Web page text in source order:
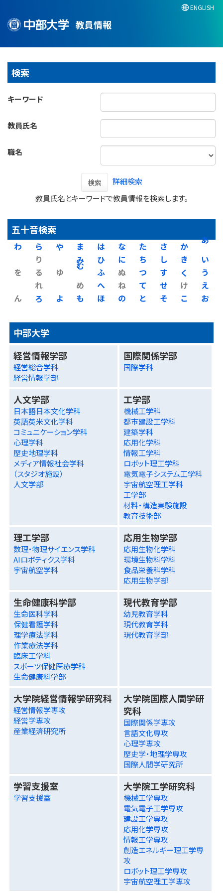
教員情報
ENGLISH
検索
キーワード
教員氏名
職名
検索
詳細検索
教員氏名とキーワードで教員情報を検索します。
五十音検索
あ
い
う
え
お
か
き
く
け
こ
さ
し
す
せ
そ
た
ち
つ
て
と
な
に
ぬ
ね
の
は
ひ
ふ
へ
ほ
ま
み
む
め
も
や
ゆ
よ
ら
り
る
れ
ろ
わ
を
ん
中部大学
経営情報学部
経営総合学科
経営情報学部
国際関係学部
国際学科
人文学部
日本語日本文化学科
英語英米文化学科
コミュニケーション学科
心理学科
歴史地理学科
メディア情報社会学科
（スタジオ施設）
人文学部
工学部
機械工学科
都市建設工学科
建築学科
応用化学科
情報工学科
ロボット理工学科
電気電子システム工学科
宇宙航空理工学科
工学部
材料・構造実験施設
教育技術部
理工学部
数理・物理サイエンス学科
AIロボティクス学科
宇宙航空学科
応用生物学部
応用生物化学科
環境生物科学科
食品栄養科学科
応用生物学部
生命健康科学部
生命医科学科
保健看護学科
理学療法学科
作業療法学科
臨床工学科
スポーツ保健医療学科
生命健康科学部
現代教育学部
幼児教育学科
現代教育学科
現代教育学部
大学院経営情報学研究科
経営情報学専攻
経営学専攻
産業経済研究所
大学院国際人間学研
究科
国際関係学専攻
言語文化専攻
心理学専攻
歴史学・地理学専攻
国際人間学研究所
学習支援室
学習支援室
大学院工学研究科
機械工学専攻
電気電子工学専攻
建設工学専攻
応用化学専攻
情報工学専攻
創造エネルギー理工学専
攻
ロボット理工学専攻
宇宙航空理工学専攻